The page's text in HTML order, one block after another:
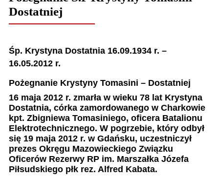
Dostatniej
Śp. Krystyna Dostatnia 16.09.1934 r. –
16.05.2012 r.
Pożegnanie Krystyny Tomasini – Dostatniej
16 maja 2012 r. zmarła w wieku 78 lat Krystyna
Dostatnia, córka zamordowanego w Charkowie
kpt. Zbigniewa Tomasiniego, oficera Batalionu
Elektrotechnicznego. W pogrzebie, który odbył
się 19 maja 2012 r. w Gdańsku, uczestniczył
prezes Okręgu Mazowieckiego Związku
Oficerów Rezerwy RP im. Marszałka Józefa
Piłsudskiego płk rez. Alfred Kabata.